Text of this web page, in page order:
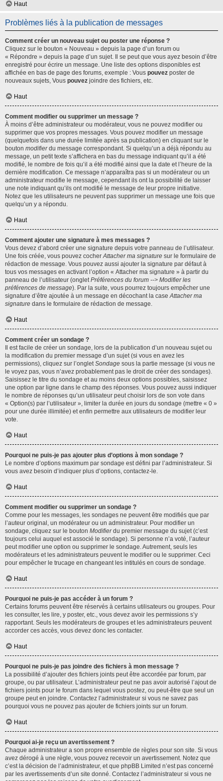
Haut
Problèmes liés à la publication de messages
Comment créer un nouveau sujet ou poster une réponse ?
Cliquez sur le bouton « Nouveau » depuis la page d’un forum ou
« Répondre » depuis la page d’un sujet. Il se peut que vous ayez besoin d’être
enregistré pour écrire un message. Une liste des options disponibles est
affichée en bas de page des forums, exemple : Vous pouvez poster de
nouveaux sujets, Vous pouvez joindre des fichiers, etc.
Haut
Comment modifier ou supprimer un message ?
À moins d’être administrateur ou modérateur, vous ne pouvez modifier ou
supprimer que vos propres messages. Vous pouvez modifier un message
(quelquefois dans une durée limitée après sa publication) en cliquant sur le
bouton modifierdu message correspondant. Si quelqu’un a déjà répondu au
message, un petit texte s’affichera en bas du message indiquant qu’il a été
modifié, le nombre de fois qu’il a été modifié ainsi que la date et l’heure de la
dernière modification. Ce message n’apparaîtra pas si un modérateur ou un
administrateur modifie le message, cependant ils ont la possibilité de laisser
une note indiquant qu’ils ont modifié le message de leur propre initiative.
Notez que les utilisateurs ne peuvent pas supprimer un message une fois que
quelqu’un y a répondu.
Haut
Comment ajouter une signature à mes messages ?
Vous devez d’abord créer une signature depuis votre panneau de l’utilisateur.
Une fois créée, vous pouvez cocherAttacher ma signature sur le formulaire de
rédaction de message. Vous pouvez aussi ajouter la signature par défaut à
tous vos messages en activant l’option « Attacher ma signature » à partir du
panneau de l’utilisateur (ongletPréférences du forum --> Modifier les
préférences de message). Par la suite, vous pourrez toujours empêcher une
signature d’être ajoutée à un message en décochant la caseAttacher ma
signature dans le formulaire de rédaction de message.
Haut
Comment créer un sondage ?
Il est facile de créer un sondage, lors de la publication d’un nouveau sujet ou
la modification du premier message d’un sujet (si vous en avez les
permissions), cliquez sur l’ongletSondage sous la partie message (si vous ne
le voyez pas, vous n’avez probablement pas le droit de créer des sondages).
Saisissez le titre du sondage et au moins deux options possibles, saisissez
une option par ligne dans le champ des réponses. Vous pouvez aussi indiquer
le nombre de réponses qu’un utilisateur peut choisir lors de son vote dans
« Option(s) par l’utilisateur », limiter la durée en jours du sondage (mettre « 0 »
pour une durée illimitée) et enfin permettre aux utilisateurs de modifier leur
vote.
Haut
Pourquoi ne puis-je pas ajouter plus d’options à mon sondage ?
Le nombre d’options maximum par sondage est défini par l’administrateur. Si
vous avez besoin d’indiquer plus d’options, contactez-le.
Haut
Comment modifier ou supprimer un sondage ?
Comme pour les messages, les sondages ne peuvent être modifiés que par
l’auteur original, un modérateur ou un administrateur. Pour modifier un
sondage, cliquez sur le bouton Modifierdu premier message du sujet (c’est
toujours celui auquel est associé le sondage). Si personne n’a voté, l’auteur
peut modifier une option ou supprimer le sondage. Autrement, seuls les
modérateurs et les administrateurs peuvent le modifier ou le supprimer. Ceci
pour empêcher le trucage en changeant les intitulés en cours de sondage.
Haut
Pourquoi ne puis-je pas accéder à un forum ?
Certains forums peuvent être réservés à certains utilisateurs ou groupes. Pour
les consulter, les lire, y poster, etc., vous devez avoir les permissions s’y
rapportant. Seuls les modérateurs de groupes et les administrateurs peuvent
accorder ces accès, vous devez donc les contacter.
Haut
Pourquoi ne puis-je pas joindre des fichiers à mon message ?
La possibilité d’ajouter des fichiers joints peut être accordée par forum, par
groupe, ou par utilisateur. L’administrateur peut ne pas avoir autorisé l’ajout de
fichiers joints pour le forum dans lequel vous postez, ou peut-être que seul un
groupe peut en joindre. Contactez l’administrateur si vous ne savez pas
pourquoi vous ne pouvez pas ajouter de fichiers joints sur un forum.
Haut
Pourquoi ai-je reçu un avertissement ?
Chaque administrateur a son propre ensemble de règles pour son site. Si vous
avez dérogé à une règle, vous pouvez recevoir un avertissement. Notez que
c’est la décision de l’administrateur, et que phpBB Limited n’est pas concerné
par les avertissements d’un site donné. Contactez l’administrateur si vous ne